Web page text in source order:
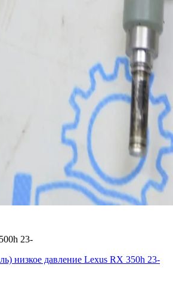
23-
низкое давление Lexus RX 350h 23-